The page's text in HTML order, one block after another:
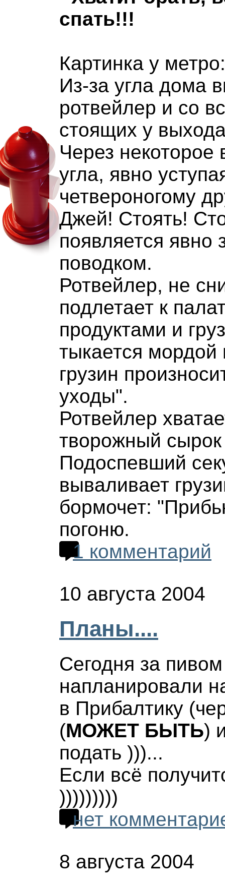
спать!!!
Картинка у метро:
Из-за угла дома
ротвейлер и со
стоящих у
Через некоторое
угла, явно
четвероногому
Джей! Стоять!
появляется
поводком.
Ротвейлер, не
подлетает к
продуктами и
тыкается мордой
грузин
уходы".
Ротвейлер
творожный сырок
Подоспевший
вываливает
бормочет:
погоню.
1 комментарий
10 августа 2004
Планы....
Сегодня за
напланировали
в Прибалтику
(МОЖЕТ БЫТЬ)
подать )))...
Если всё
)))))))))
нет
8 августа 2004